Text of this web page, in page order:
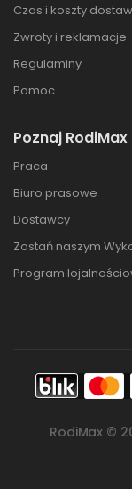
Czas i koszty
Zwroty i reklamacje
Regulaminy
Pomoc
Poznaj RodiMax
Praca
Biuro prasowe
Dostawcy
Zostań naszym
Program
RodiMax ©